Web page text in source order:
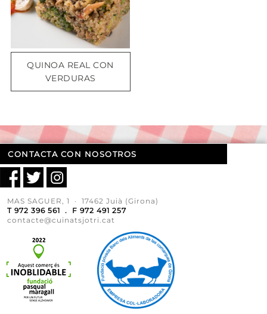
QUINOA REAL CON
VERDURAS
CONTACTA CON NOSOTROS
MAS SAGUER, 1 · 17462 Juià (Girona)
T 972 396 561 . F 972 491 257
contacte@cuinatsjotri.cat